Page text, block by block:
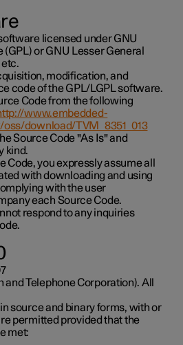
licensed under GNU
or GNU Lesser General
etc.
modification, and
code of the GPL/LGPL software.
Code from the following
www.embedded-
download/TVM_8351_013
Source Code "As Is" and
kind.
Code, you expressly assume all
with downloading and using
with the user
each Source Code.
respond to any inquiries
and Telephone Corporation). All
source and binary forms, with or
permitted provided that the
met: